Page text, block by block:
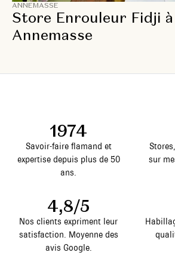
ANNEMASSE
Store Enrouleur Fidji à
Annemasse
1974
Savoir-faire flamand et
expertise depuis plus de 50
ans.
sur
4,8/5
Nos clients expriment leur
satisfaction. Moyenne des
avis Google.